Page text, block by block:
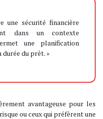
une sécurité financière
dans un contexte
une planification
du prêt. »
avantageuse pour les
ou ceux qui préfèrent une